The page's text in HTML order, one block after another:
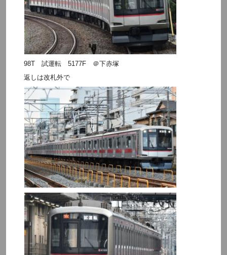
98T 試運転 5177F ＠下赤塚
返しは改札外で